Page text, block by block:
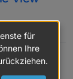
für
Ihre